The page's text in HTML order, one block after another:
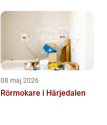
08 maj 2026
Rörmokare i Härjedalen